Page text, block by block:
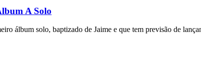
A Solo
álbum solo, baptizado de Jaime e que tem previsão de